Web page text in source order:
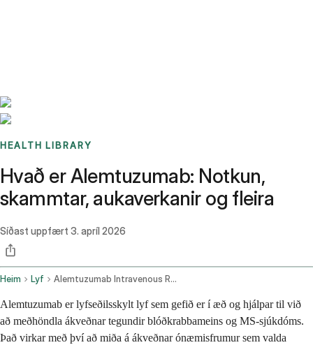
HEALTH LIBRARY
Hvað er Alemtuzumab: Notkun,
skammtar, aukaverkanir og fleira
Síðast uppfært 3. apríl 2026
Heim Lyf Alemtuzumab Intravenous Route
Alemtuzumab er lyfseðilsskylt lyf sem gefið er í æð og hjálpar til við
að meðhöndla ákveðnar tegundir blóðkrabbameins og MS-sjúkdóms.
Það virkar með því að miða á ákveðnar ónæmisfrumur sem valda